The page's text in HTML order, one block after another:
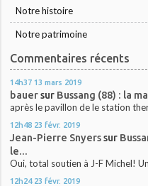
Notre histoire
Notre patrimoine
Commentaires récents
14h37 13 mars 2019
bauersur Bussang (88) : la
après le pavillon de le station
12h48 23 févr. 2019
Jean-Pierre Snyerssur
le...
Oui, total soutien à J-F Michel!
12h24 23 févr. 2019